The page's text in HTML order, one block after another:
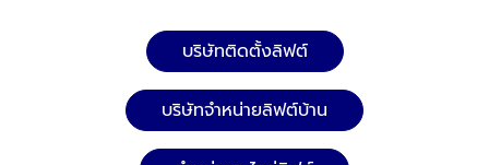
บริษัทติดตั้งลิฟต์
บริษัทจำหน่ายลิฟต์บ้าน